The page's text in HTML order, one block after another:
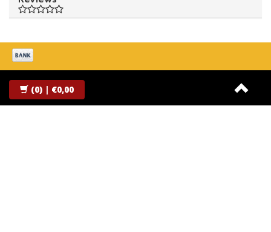
Contactgegevens
Kentekenplaatdrukken.be
(0) | €0,00